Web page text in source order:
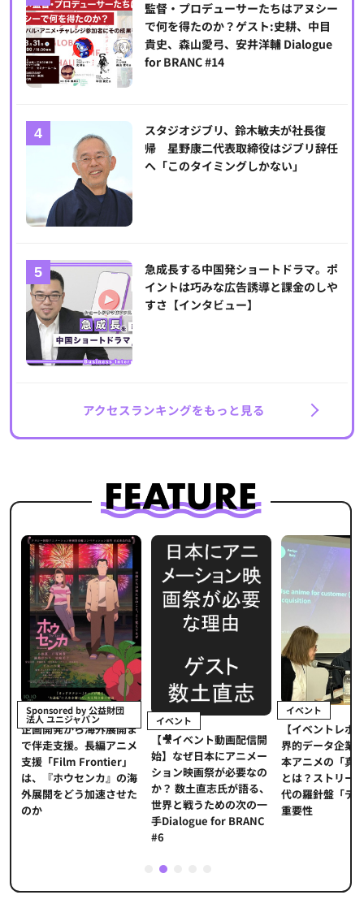
監督・プロデューサーたちはアヌシー
で何を得たのか？ゲスト:史耕、中目
貴史、森山愛弓、安井洋輔 Dialogue
for BRANC #14
スタジオジブリ、鈴木敏夫が社長復
帰 星野康二代表取締役はジブリ辞任
へ「このタイミングしかない」
急成長する中国発ショートドラマ。ポ
イントは巧みな広告誘導と課金のしや
すさ【インタビュー】
アクセスランキングをもっと見る
Sponsored by 公益財団
法人 ユニジャパン
企画開発から海外展開ま
で伴走支援。長編アニメ
支援「Film Frontier」
は、『ホウセンカ』の海
外展開をどう加速させた
のか
イベント
【🎥イベント動画配信開
始】なぜ日本にアニメー
ション映画祭が必要なの
か？ 数土直志氏が語る、
世界と戦うための次の一
手Dialogue for BRANC
#6
イベント
【イベントレポ
界的データ企業
本アニメの「真
とは？ストリー
代の羅針盤「デ
重要性
2